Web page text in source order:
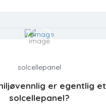
solcellepanel
er egentlig et
solcellepanel?